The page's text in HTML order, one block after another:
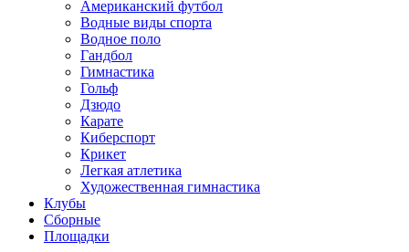
Американский футбол
Водные виды спорта
Водное поло
Гандбол
Гимнастика
Гольф
Дзюдо
Карате
Киберспорт
Крикет
Легкая атлетика
Художественная гимнастика
Клубы
Сборные
Площадки